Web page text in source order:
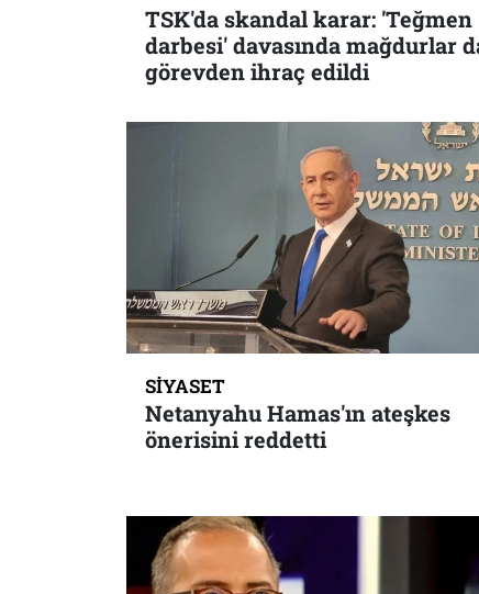
TSK'da skandal karar: 'Teğmen
darbesi' davasında mağdurlar
görevden ihraç edildi
SIYASET
Netanyahu Hamas'ın ateşkes
önerisini reddetti